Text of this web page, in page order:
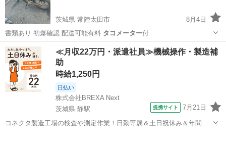
茨城県 常陸太田市
8月4日
書類あり 初爆確認 配送可能有料 タコメーター付
茨城 常陸太田市 ヤマハ
≪月収22万円・派遣社員≫機械操作・製造補
助
時給1,250円
日払い
株式会社BREXA Next
茨城県 静駅
提携サイト 7月21日
コネクタ製造工場の検査や測定作業！日勤専属＆土日祝休み＆年間休